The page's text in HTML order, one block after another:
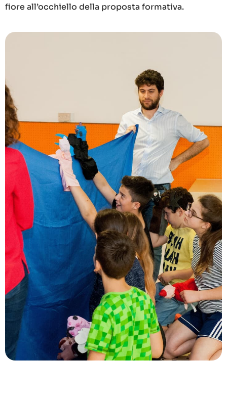
fiore all’occhiello della proposta formativa.